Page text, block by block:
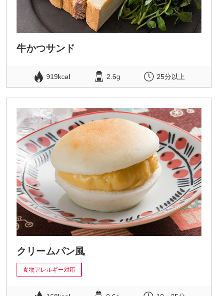
牛かつサンド
919kcal 2.6g 25分以上
クリームパン風
食物アレルギー対応